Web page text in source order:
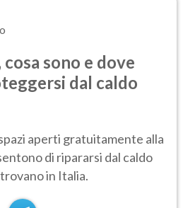
sono e dove
dal caldo
aperti gratuitamente alla
di ripararsi dal caldo
in Italia.